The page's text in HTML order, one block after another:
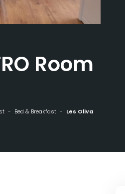
Room
Bed & Breakfast Les Olivanies - RETRO Room